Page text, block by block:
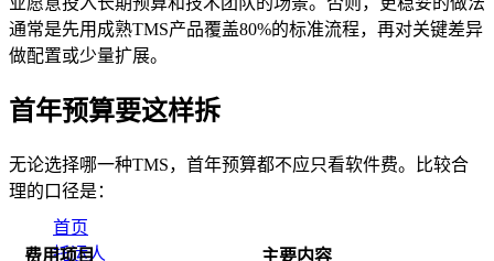
首页
托运人
通常是先用成熟TMS产品覆盖80%的标准流程，再对关键差异
做配置或少量扩展。
首年预算要这样拆
无论选择哪一种TMS，首年预算都不应只看软件费。比较合
理的口径是：
费用项目 主要内容